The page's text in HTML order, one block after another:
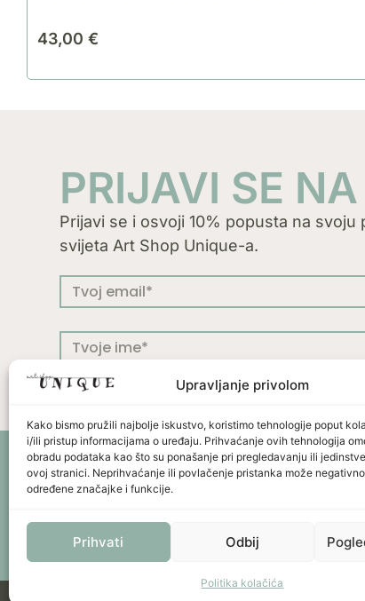
Upravljanje privolom
Kako bismo pružili najbolje iskustvo, koristimo tehnologije poput
i/ili pristup informacijama o uređaju. Prihvaćanje ovih tehnologija
obradu podataka kao što su ponašanje pri pregledavanju ili
ovoj stranici. Neprihvaćanje ili povlačenje pristanka može
određene značajke i funkcije.
Prihvati Odbij
Politika kolačića
43,00 €
PRIJAVI SE
Prijavi se i osvoji 10% popusta na
svijeta Art Shop Unique-a.
Press
Unicus ornament d.o.o. | Put murve 21 C | 22202